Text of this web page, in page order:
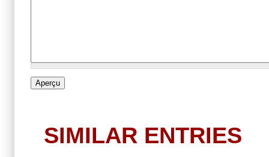
SIMILAR ENTRIES